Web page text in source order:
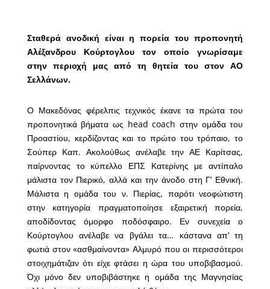
Σταθερά ανοδική είναι η πορεία του προπονητή
Αλέξανδρου Κούρτογλου τον οποίο γνωρίσαμε
στην περιοχή μας από τη θητεία του στον ΑΟ
Σελλάνων.
Ο Μακεδόνας φέρελπις τεχνικός έκανε τα πρώτα του
προπονητικά βήματα ως head coach στην ομάδα του
Προαστίου, κερδίζοντας και το πρώτο του τρόπαιο, το
Σούπερ Καπ. Ακολούθως ανέλαβε την ΑΕ Καρίτσας,
παίρνοντας το κύπελλο ΕΠΣ Κατερίνης με αντίπαλο
μάλιστα τον Πιερικό, αλλά και την άνοδο στη Γ’ Εθνική.
Μάλιστα η ομάδα του ν. Πιερίας, παρότι νεοφώτιστη
στην κατηγορία πραγματοποίησε εξαιρετική πορεία,
αποδίδοντας όμορφο ποδόσφαιρο. Εν συνεχεία ο
Κούρτογλου ανέλαβε να βγάλει τα… κάστανα απ’ τη
φωτιά στον «ασθμαίνοντα» Αλμυρό που οι περισσότεροι
στοιχημάτιζαν ότι είχε φτάσει η ώρα του υποβιβασμού.
Όχι μόνο δεν υποβιβάστηκε η ομάδα της Μαγνησίας